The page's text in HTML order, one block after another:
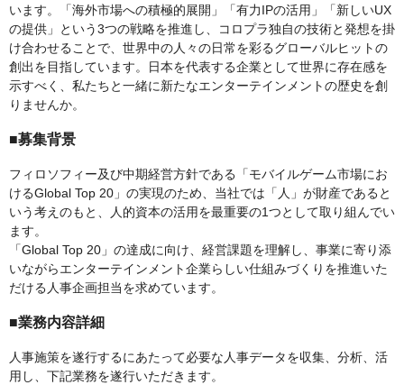
います。「海外市場への積極的展開」「有力IPの活用」「新しいUX
の提供」という3つの戦略を推進し、コロプラ独自の技術と発想を掛
け合わせることで、世界中の人々の日常を彩るグローバルヒットの
創出を目指しています。日本を代表する企業として世界に存在感を
示すべく、私たちと一緒に新たなエンターテインメントの歴史を創
りませんか。
■募集背景
フィロソフィー及び中期経営方針である「モバイルゲーム市場にお
けるGlobal Top 20」の実現のため、当社では「人」が財産であると
いう考えのもと、人的資本の活用を最重要の1つとして取り組んでい
ます。
「Global Top 20」の達成に向け、経営課題を理解し、事業に寄り添
いながらエンターテインメント企業らしい仕組みづくりを推進いた
だける人事企画担当を求めています。
■業務内容詳細
人事施策を遂行するにあたって必要な人事データを収集、分析、活
用し、下記業務を遂行いただきます。